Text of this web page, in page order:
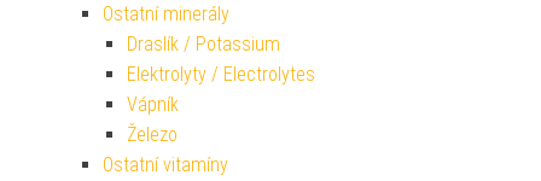
Ostatní minerály
Draslík / Potassium
Elektrolyty / Electrolytes
Vápník
Železo
Ostatní vitamíny